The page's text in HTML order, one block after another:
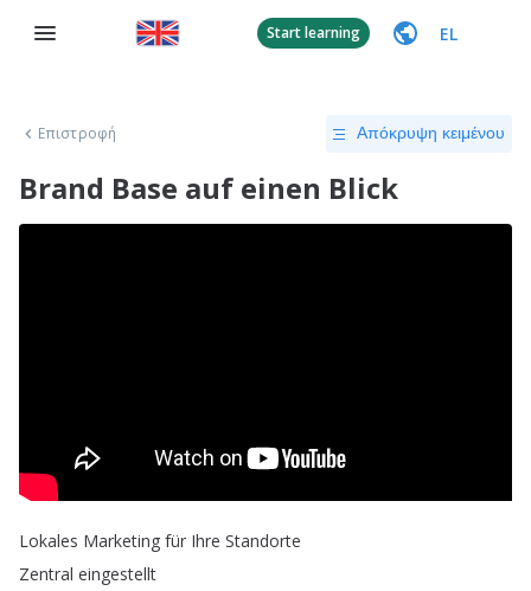
Start learning EL
Επιστροφή Απόκρυψη κειμένου
Brand Base auf einen Blick
Lokales Marketing für Ihre Standorte
Zentral eingestellt